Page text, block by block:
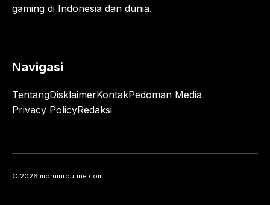
gaming di Indonesia dan dunia.
Navigasi
TentangDisklaimerKontakPedoman Media
Privacy PolicyRedaksi
© 2026 morninroutine.com